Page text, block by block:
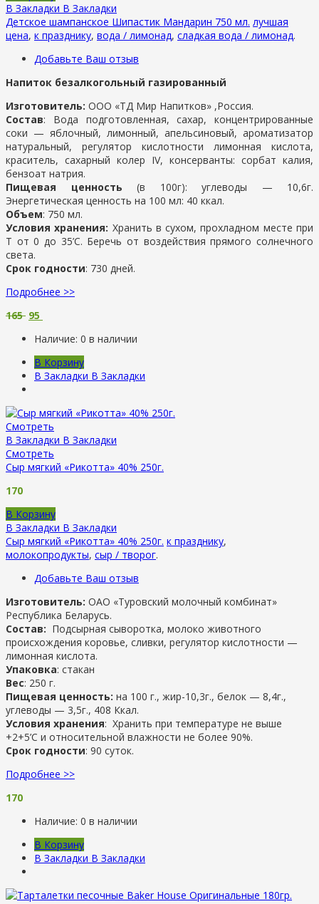
В Закладки В Закладки
Детское шампанское Шипастик Мандарин 750 мл. лучшая
цена, к празднику, вода / лимонад, сладкая вода / лимонад.
Добавьте Ваш отзыв
Напиток безалкогольный газированный
Изготовитель: ООО «ТД Мир Напитков» ,Россия.
Состав: Вода подготовленная, сахар, концентрированные
соки — яблочный, лимонный, апельсиновый, ароматизатор
натуральный, регулятор кислотности лимонная кислота,
краситель, сахарный колер IV, консерванты: сорбат калия,
бензоат натрия.
Пищевая ценность (в 100г): углеводы — 10,6г.
Энергетическая ценность на 100 мл: 40 ккал.
Объем: 750 мл.
Условия хранения: Хранить в сухом, прохладном месте при
Т от 0 до 35’C. Беречь от воздействия прямого солнечного
света.
Срок годности: 730 дней.
Подробнее >>
165 95
Наличие: 0 в наличии
В Корзину
В Закладки В Закладки
Смотреть
В Закладки В Закладки
Смотреть
Сыр мягкий «Рикотта» 40% 250г.
170
В Корзину
В Закладки В Закладки
Сыр мягкий «Рикотта» 40% 250г. к празднику,
молокопродукты, сыр / творог.
Добавьте Ваш отзыв
Изготовитель: ОАО «Туровский молочный комбинат»
Республика Беларусь.
Состав: Подсырная сыворотка, молоко животного
происхождения коровье, сливки, регулятор кислотности —
лимонная кислота.
Упаковка: стакан
Вес: 250 г.
Пищевая ценность: на 100 г., жир-10,3г., белок — 8,4г.,
углеводы — 3,5г., 408 Ккал.
Условия хранения: Хранить при температуре не выше
+2+5’С и относительной влажности не более 90%.
Срок годности: 90 суток.
Подробнее >>
170
Наличие: 0 в наличии
В Корзину
В Закладки В Закладки